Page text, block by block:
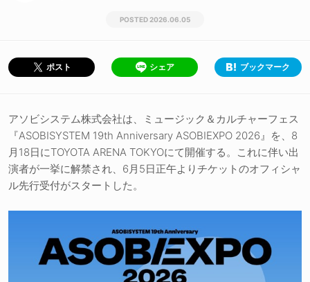
2026.06.05
ポスト シェア ブックマーク
アソビシステム株式会社は、ミュージック＆カルチャーフェス
『ASOBISYSTEM 19th Anniversary ASOBIEXPO 2026』を、8
月18日にTOYOTA ARENA TOKYOにて開催する。これに伴い出
演者が一挙に解禁され、6月5日正午よりチケットのオフィシャ
ル先行受付がスタートした。